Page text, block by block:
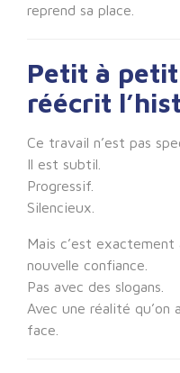
reprend sa place.
Petit à
réécrit
Ce travail n’est pas
Il est subtil.
Progressif.
Silencieux.
Mais c’est
nouvelle confiance.
Pas avec des slogans.
Avec une réalité
face.